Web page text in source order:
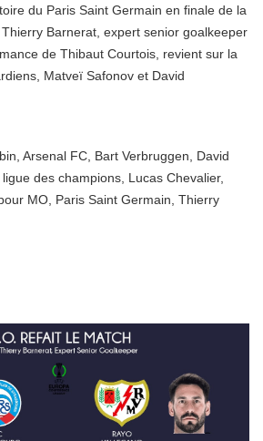
du Paris Saint Germain en finale de la
Barnerat, expert senior goalkeeper
de Thibaut Courtois, revient sur la
Matveï Safonov et David
Arsenal FC Bart Verbruggen
David
ligue des champions Lucas Chevalier,
MO Paris Saint Germain Thierry